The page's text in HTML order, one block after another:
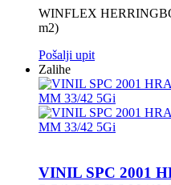
WINFLEX
m2)
Pošalji upit
Zalihe
VINIL SPC 2001